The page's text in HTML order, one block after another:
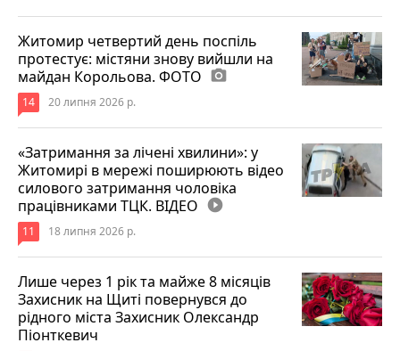
Житомир четвертий день поспіль
протестує: містяни знову вийшли на
майдан Корольова. ФОТО photo_camera
14 20 липня 2026 р.
«Затримання за лічені хвилини»: у
Житомирі в мережі поширюють відео
силового затримання чоловіка
працівниками ТЦК. ВІДЕО play_circle_filled
11 18 липня 2026 р.
Лише через 1 рік та майже 8 місяців
Захисник на Щиті повернувся до
рідного міста Захисник Олександр
Піонткевич